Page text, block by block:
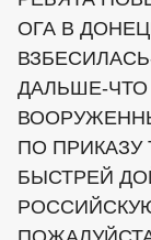
ОГА В
ДАЛЬШЕ-
ПО
БЫСТРЕЙ